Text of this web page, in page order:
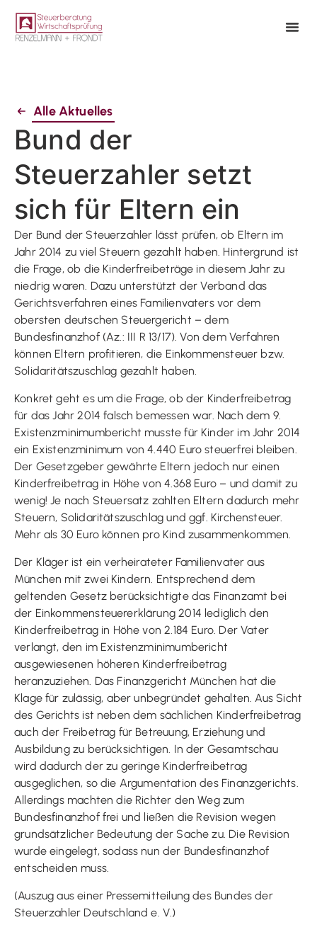
Alle Aktuelles
Bund der
Steuerzahler setzt
sich für Eltern ein
Der Bund der Steuerzahler lässt prüfen, ob Eltern im
Jahr 2014 zu viel Steuern gezahlt haben. Hintergrund ist
die Frage, ob die Kinderfreibeträge in diesem Jahr zu
niedrig waren. Dazu unterstützt der Verband das
Gerichtsverfahren eines Familienvaters vor dem
obersten deutschen Steuergericht – dem
Bundesfinanzhof (Az.: III R 13/17). Von dem Verfahren
können Eltern profitieren, die Einkommensteuer bzw.
Solidaritätszuschlag gezahlt haben.
Konkret geht es um die Frage, ob der Kinderfreibetrag
für das Jahr 2014 falsch bemessen war. Nach dem 9.
Existenzminimumbericht musste für Kinder im Jahr 2014
ein Existenzminimum von 4.440 Euro steuerfrei bleiben.
Der Gesetzgeber gewährte Eltern jedoch nur einen
Kinderfreibetrag in Höhe von 4.368 Euro – und damit zu
wenig! Je nach Steuersatz zahlten Eltern dadurch mehr
Steuern, Solidaritätszuschlag und ggf. Kirchensteuer.
Mehr als 30 Euro können pro Kind zusammenkommen.
Der Kläger ist ein verheirateter Familienvater aus
München mit zwei Kindern. Entsprechend dem
geltenden Gesetz berücksichtigte das Finanzamt bei
der Einkommensteuererklärung 2014 lediglich den
Kinderfreibetrag in Höhe von 2.184 Euro. Der Vater
verlangt, den im Existenzminimumbericht
ausgewiesenen höheren Kinderfreibetrag
heranzuziehen. Das Finanzgericht München hat die
Klage für zulässig, aber unbegründet gehalten. Aus Sicht
des Gerichts ist neben dem sächlichen Kinderfreibetrag
auch der Freibetrag für Betreuung, Erziehung und
Ausbildung zu berücksichtigen. In der Gesamtschau
wird dadurch der zu geringe Kinderfreibetrag
ausgeglichen, so die Argumentation des Finanzgerichts.
Allerdings machten die Richter den Weg zum
Bundesfinanzhof frei und ließen die Revision wegen
grundsätzlicher Bedeutung der Sache zu. Die Revision
wurde eingelegt, sodass nun der Bundesfinanzhof
entscheiden muss.
(Auszug aus einer Pressemitteilung des Bundes der
Steuerzahler Deutschland e. V.)